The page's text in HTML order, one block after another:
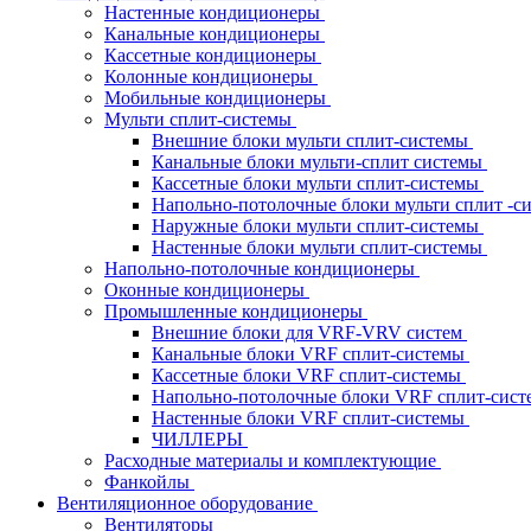
Настенные кондиционеры
Канальные кондиционеры
Кассетные кондиционеры
Колонные кондиционеры
Мобильные кондиционеры
Мульти сплит-системы
Внешние блоки мульти сплит-системы
Канальные блоки мульти-сплит системы
Кассетные блоки мульти сплит-системы
Напольно-потолочные блоки мульти сплит -
Наружные блоки мульти сплит-системы
Настенные блоки мульти сплит-системы
Напольно-потолочные кондиционеры
Оконные кондиционеры
Промышленные кондиционеры
Внешние блоки для VRF-VRV систем
Канальные блоки VRF сплит-системы
Кассетные блоки VRF сплит-системы
Напольно-потолочные блоки VRF сплит-
Настенные блоки VRF сплит-системы
ЧИЛЛЕРЫ
Расходные материалы и комплектующие
Фанкойлы
Вентиляционное оборудование
Вентиляторы